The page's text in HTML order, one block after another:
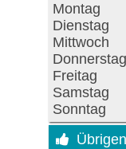
Montag
Dienstag
Mittwoch
Donnerstag
Freitag
Samstag
Sonntag